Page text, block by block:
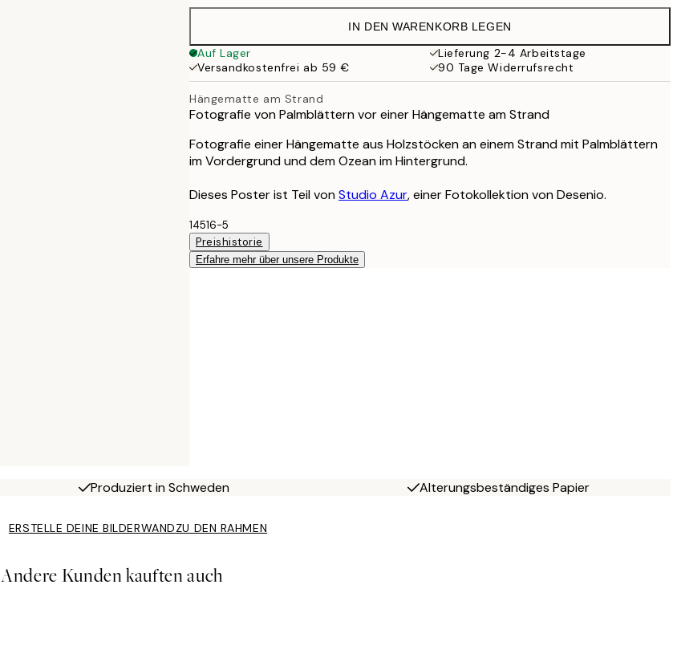
38 €
IN DEN WARENKORB LEGEN
Auf Lager
Lieferung 2-4 Arbeitstage
Versandkostenfrei ab 59 €
90 Tage Widerrufsrecht
Hängematte am Strand
Fotografie von Palmblättern vor einer Hängematte am Strand
Fotografie einer Hängematte aus Holzstöcken an einem Strand mit Palmblättern
im Vordergrund und dem Ozean im Hintergrund.
Dieses Poster ist Teil vonStudio Azur, einer Fotokollektion von Desenio.
14516-5
Preishistorie
Erfahre mehr über unsere Produkte
Produziert in Schweden Alterungsbeständiges Papier
ERSTELLE DEINE BILDERWANDZU DEN RAHMEN
Andere Kunden kauften auch